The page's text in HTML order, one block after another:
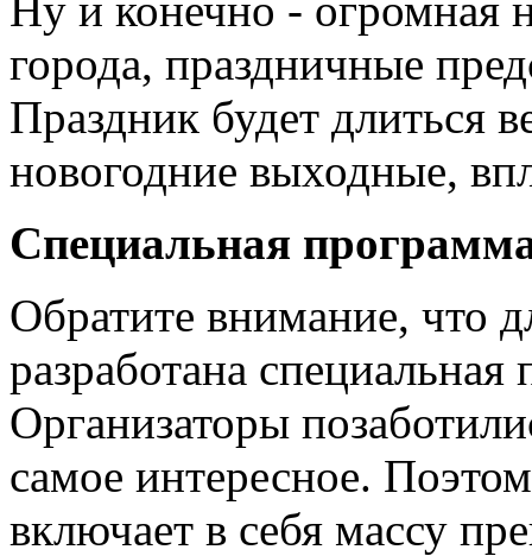
города, праздничные
Праздник будет длиться
новогодние выходные,
Специальная
Обратите внимание, что
разработана
Организаторы
самое интересное.
включает в себя массу